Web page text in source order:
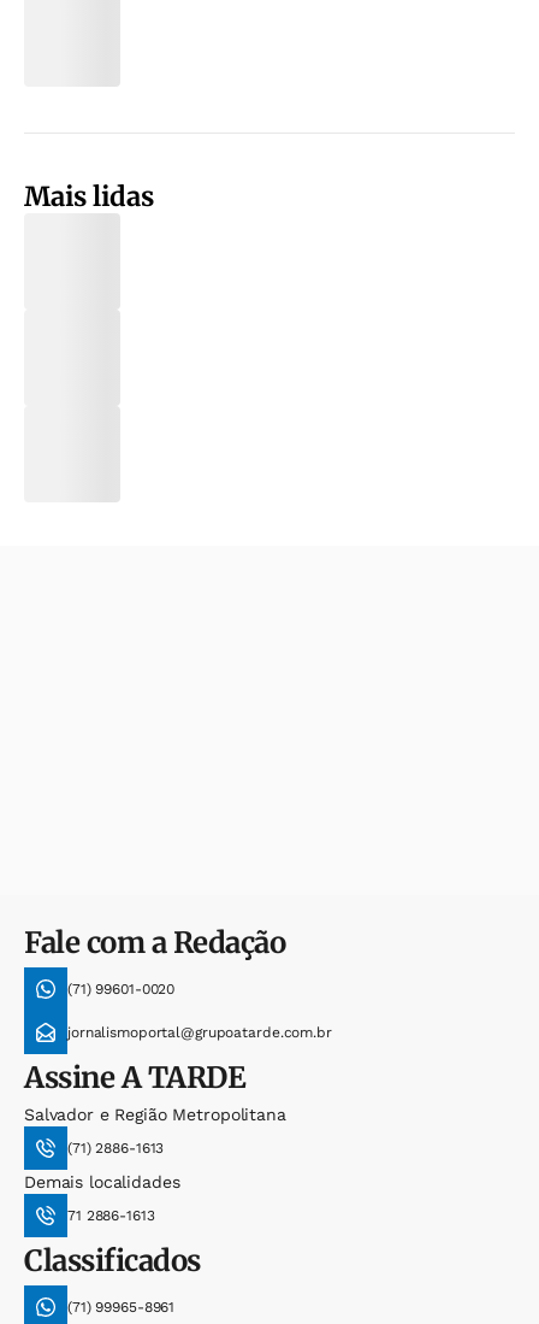
Mais lidas
Fale com a Redação
(71) 99601-0020
jornalismoportal@grupoatarde.com.br
AssineA TARDE
Salvador e Região Metropolitana
(71) 2886-1613
Demais localidades
71 2886-1613
Classificados
(71) 99965-8961